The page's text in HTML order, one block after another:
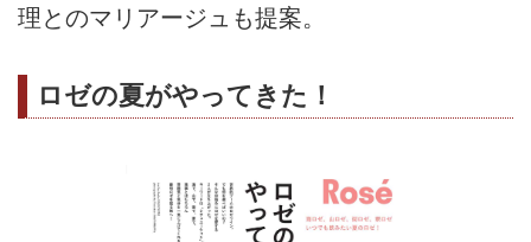
理とのマリアージュも提案。
ロゼの夏がやってきた！